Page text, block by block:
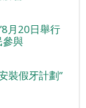
月20日舉行
與
裝假牙計劃”